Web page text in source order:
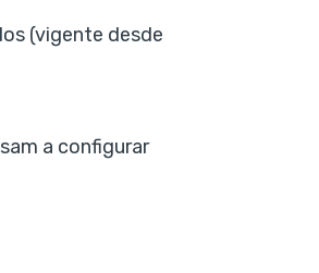
(vigente desde
a configurar